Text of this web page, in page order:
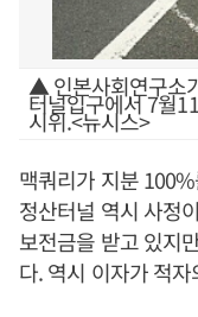
▲ 인본사회연구소
터널입구에서 7월
시위.<뉴시스>
맥쿼리가 지분
정산터널 역시 사정
보전금을 받고 있지
다. 역시 이자가 적